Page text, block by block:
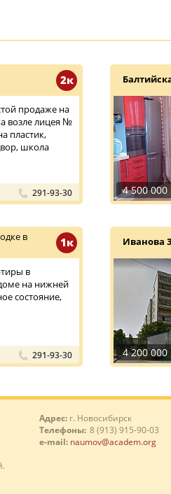
2к
продаже на
возле лицея №
пластик,
школа
291-93-30 4 500 000
1к
в
в
на нижней
состояние,
291-93-30
Иванова
4 200 000
Адрес: г. Новосибирск
Телефоны: 8 (913) 915-90-03
e-mail: naumov@academ.org